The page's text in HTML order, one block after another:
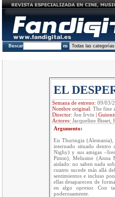
Buscar en
EL
Semana de estreno: 09/03/
Nombre original: The fine
Director: Jon Irvin |
Actores: Jacqueline Bisset,
Argumento:
En Thuringia
internado situado dentro
Nighy) y sus amigas
Pimm), Melusine (Anna
aislado: no saben nada
cuanto sucede más allá
sentimientos e incluso
ellas desaparecen de
en algo opresor. Con
poderosamente.